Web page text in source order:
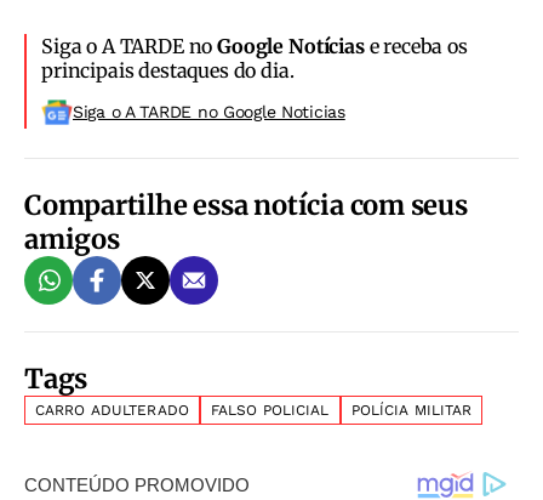
Siga o A TARDE noGoogle Notíciase receba os
principais destaques do dia.
Siga o A TARDE no Google Noticias
Compartilhe essa notícia com seus
amigos
Tags
CARRO ADULTERADO FALSO POLICIAL POLÍCIA MILITAR